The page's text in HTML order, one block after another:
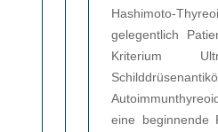
Hashimoto-
gelegentlich
Kriterium
eine beginnende